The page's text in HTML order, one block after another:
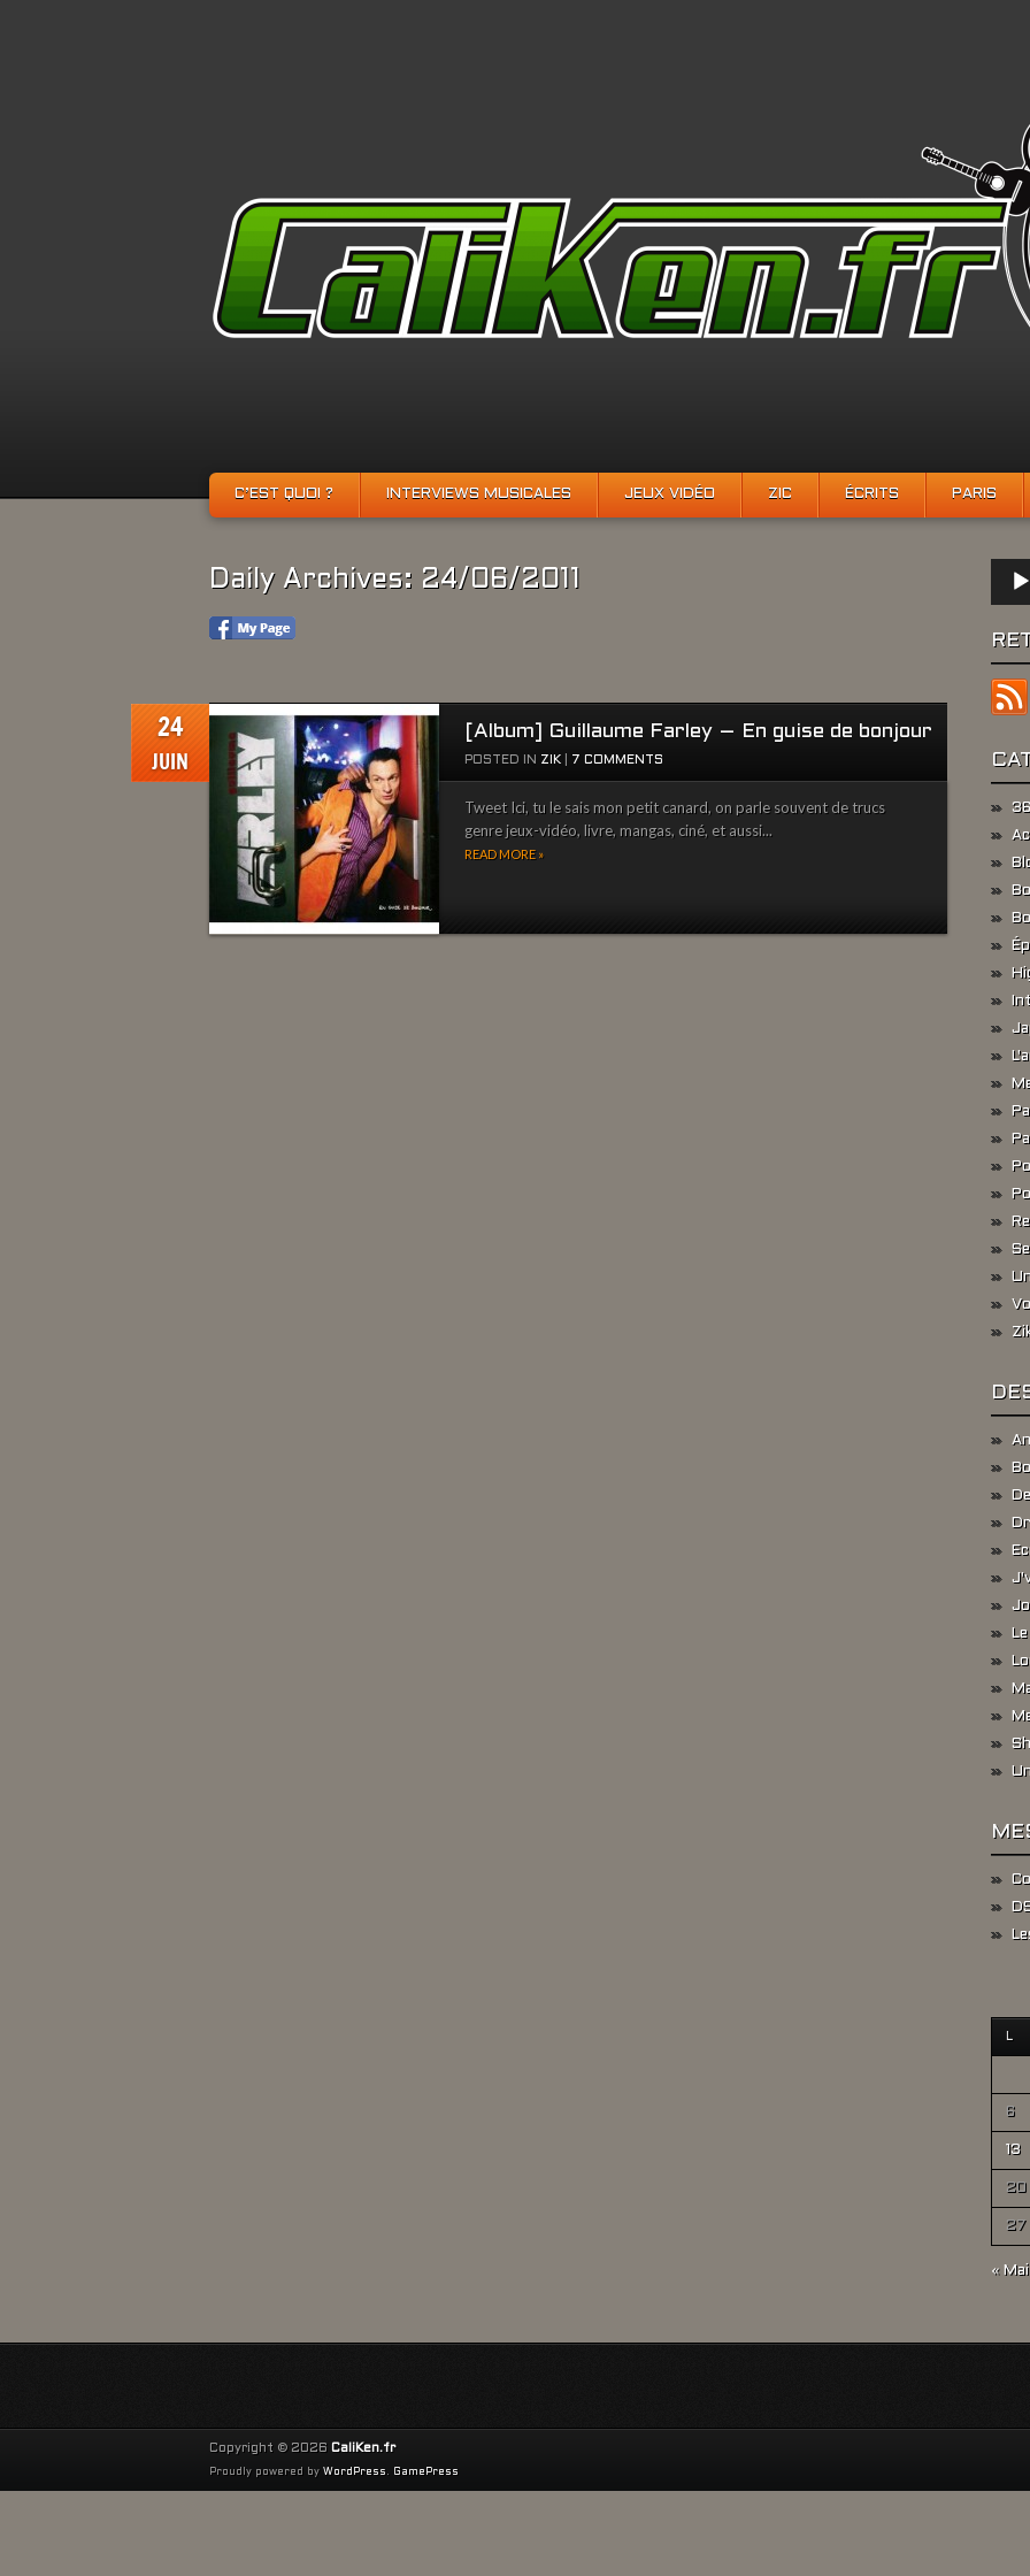
C’EST QUOI ? INTERVIEWS MUSICALES JEUX VIDÉO ZIC ÉCRITS PARIS
Daily Archives: 24/06/2011
24
JUIN
[Album] Guillaume Farley – En guise de bonjour
POSTED IN ZIK 7 COMMENTS
Tweet Ici, tu le sais mon petit canard, on parle souvent de trucs
genre jeux-vidéo, livre, mangas, ciné, et aussi...
READ MORE »
audio
L
6
13
20
27
« Mai
Copyright © 2026 CaliKen.fr
Proudly powered by WordPress . GamePress